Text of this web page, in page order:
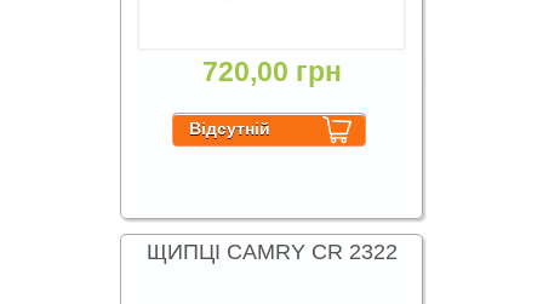
720,00 грн
ЩИПЦІ CAMRY CR 2322